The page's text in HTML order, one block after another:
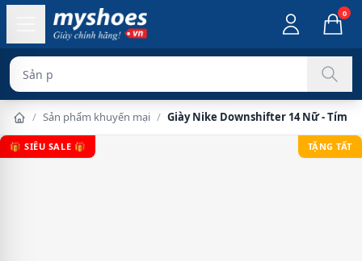
0
Sản phẩm chính h
/ Sản phẩm khuyến mại / Giày Nike Downshifter 14 Nữ - Tím
🎁 SIÊU SALE 🎁 TẶNG TẤT